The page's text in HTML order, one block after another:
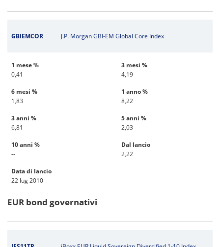
GBIEMCOR J.P. Morgan GBI-EM Global Core Index
1 mese %
0,41
3 mesi %
4,19
6 mesi %
1,83
1 anno %
8,22
3 anni %
6,81
5 anni %
2,03
10 anni %
--
Dal lancio
2,22
Data di lancio
22 lug 2010
EUR bond governativi